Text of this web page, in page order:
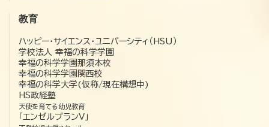
教育
ハッピー・サイエンス・ユニバーシティ（HSU）
学校法人 幸福の科学学園
幸福の科学学園那須本校
幸福の科学学園関西校
幸福の科学大学(仮称/現在構想中)
HS政経塾
天使を育てる幼児教育
「エンゼルプランV」